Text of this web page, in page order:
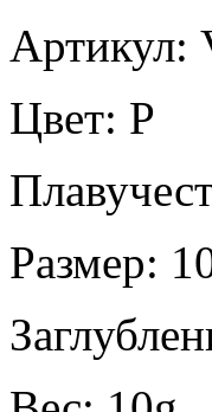
Артикул:
Цвет: P
Размер: